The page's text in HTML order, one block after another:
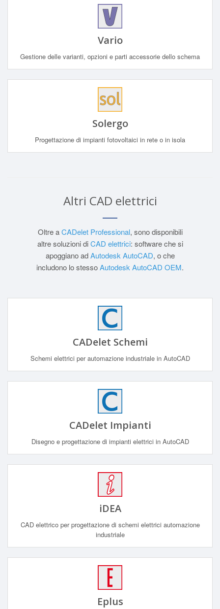
Vario
Gestione delle varianti, opzioni e parti accessorie dello schema
Solergo
Progettazione di impianti fotovoltaici in rete o in isola
Altri CAD elettrici
Oltre aCADelet Professional, sono disponibili
altre soluzioni diCAD elettrici: software che si
apoggiano adAutodesk AutoCAD, o che
includono lo stessoAutodesk AutoCAD OEM.
CADelet Schemi
Schemi elettrici per automazione industriale in AutoCAD
CADelet Impianti
Disegno e progettazione di impianti elettrici in AutoCAD
iDEA
CAD elettrico per progettazione di schemi elettrici automazione
industriale
Eplus